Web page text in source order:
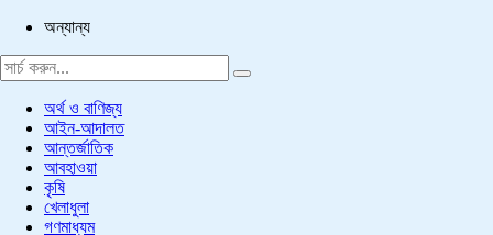
অন্যান্য
অর্থ ও বাণিজ্য
আইন-আদালত
আন্তর্জাতিক
আবহাওয়া
কৃষি
খেলাধুলা
গণমাধ্যম